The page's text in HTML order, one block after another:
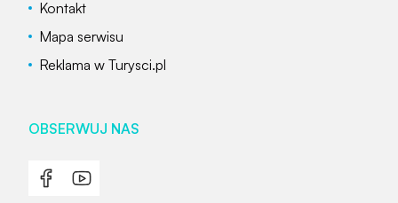
Kontakt
Mapa serwisu
Reklama w Turysci.pl
OBSERWUJ NAS